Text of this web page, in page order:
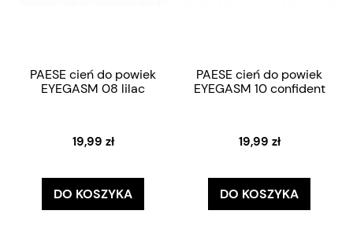
PAESE cień do powiek
EYEGASM 08 lilac
19,99 zł
DO KOSZYKA
PAESE cień do powiek
EYEGASM 10 confident
19,99 zł
DO KOSZYKA